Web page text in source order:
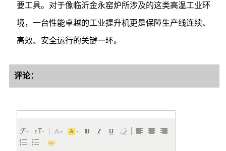
要工具。对于像临沂金永窑炉所涉及的这类高温工业环
境，一台性能卓越的工业提升机更是保障生产线连续、
高效、安全运行的关键一环。
评论：